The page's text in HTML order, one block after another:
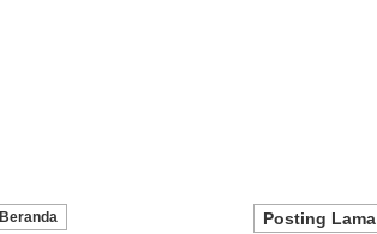
Posting Lama
Beranda